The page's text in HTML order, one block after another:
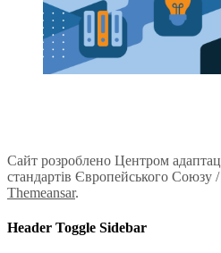
Сайт розроблено Центром
стандартів Європейського Союзу
Themeansar.
Header Toggle Sidebar